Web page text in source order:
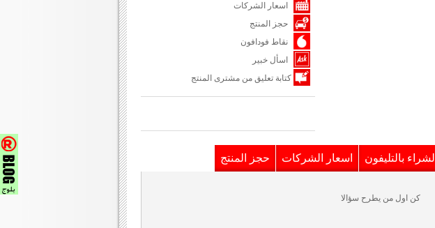
اسعار الشركات
حجز المنتج
نقاط فودافون
اسأل خبير
كتابة تعليق من مشترى المنتج
الشراء بالتليفون اسعار الشركات حجز المنتج
كن اول من يطرح سؤالا